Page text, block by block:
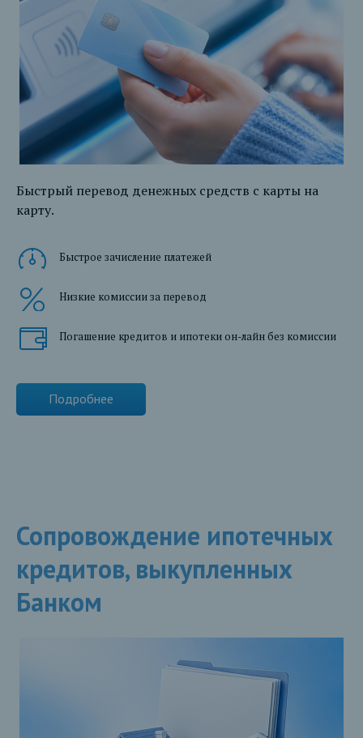
Быстрый перевод денежных средств с карты на
карту.
Быстрое зачисление платежей
Низкие комиссии за перевод
Погашение кредитов и ипотеки он-лайн без комиссии
Подробнее
Сопровождение ипотечных
кредитов, выкупленных
Банком